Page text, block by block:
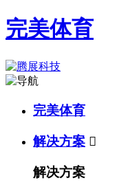
完美体育
完美体育
解决方案 
解决方案